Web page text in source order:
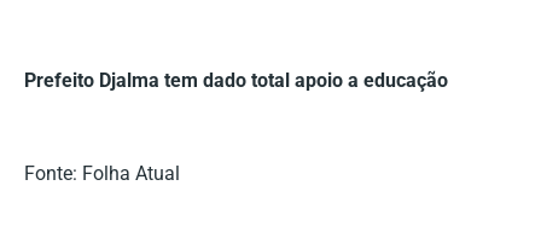
Prefeito Djalma tem dado total apoio a educação
Fonte: Folha Atual